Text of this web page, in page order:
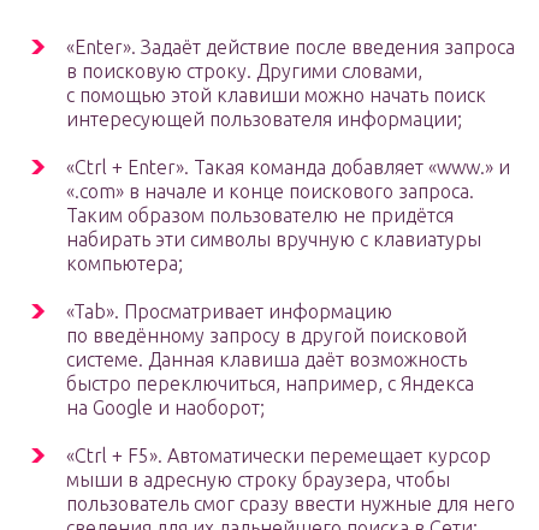
«Enter». Задаёт действие после введения запроса
в поисковую строку. Другими словами,
с помощью этой клавиши можно начать поиск
интересующей пользователя информации;
«Ctrl + Enter». Такая команда добавляет «www.» и
«.com» в начале и конце поискового запроса.
Таким образом пользователю не придётся
набирать эти символы вручную с клавиатуры
компьютера;
«Tab». Просматривает информацию
по введённому запросу в другой поисковой
системе. Данная клавиша даёт возможность
быстро переключиться, например, с Яндекса
на Google и наоборот;
«Ctrl + F5». Автоматически перемещает курсор
мыши в адресную строку браузера, чтобы
пользователь смог сразу ввести нужные для него